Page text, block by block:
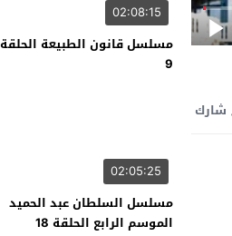
شارك
02:08:15
مسلسل قانون الطبيعة الحلقة
9
02:05:25
مسلسل السلطان عبد الحميد
الموسم الرابع الحلقة 18